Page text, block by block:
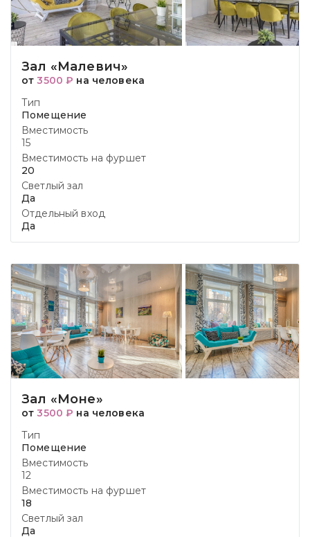
Зал «Малевич»
от3500 ₽ на человека
Тип
Помещение
Вместимость
15
Вместимость на фуршет
20
Светлый зал
Да
Отдельный вход
Да
Зал «Моне»
от3500 ₽ на человека
Тип
Помещение
Вместимость
12
Вместимость на фуршет
18
Светлый зал
Да